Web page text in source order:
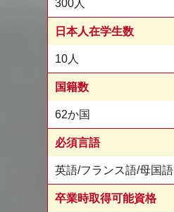
300人
日本人在学生数
10人
国籍数
62か国
必須言語
英語/フランス語/母国語
卒業時取得可能資格